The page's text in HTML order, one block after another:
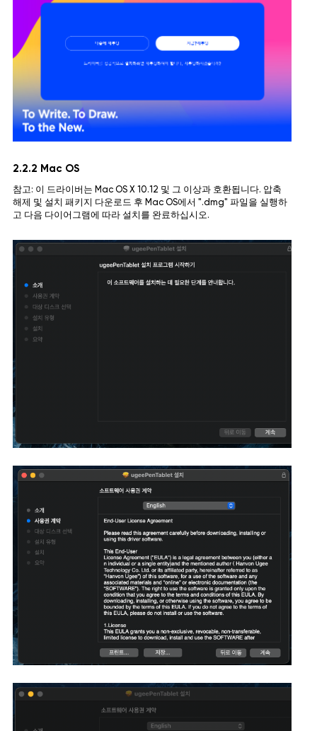
2.2.2 Mac OS
참고: 이 드라이버는 Mac OS X 10.12 및 그 이상과 호환됩니다. 압축
해제 및 설치 패키지 다운로드 후 Mac OS에서 ".dmg" 파일을 실행하
고 다음 다이어그램에 따라 설치를 완료하십시오.